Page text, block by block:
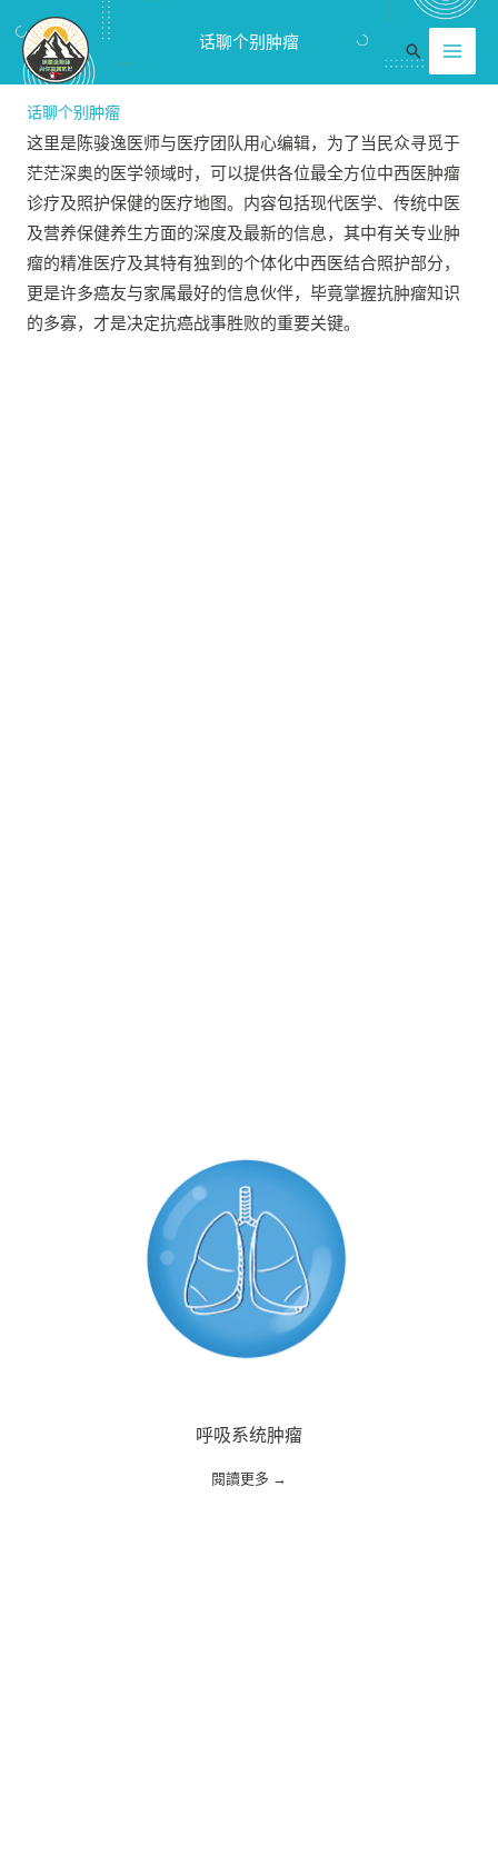
搜
索
话聊个别肿瘤
话聊个别肿瘤
这里是陈骏逸医师与医疗团队用心编辑，为了当民众寻觅于
茫茫深奥的医学领域时，可以提供各位最全方位中西医肿瘤
诊疗及照护保健的医疗地图。内容包括现代医学、传统中医
及营养保健养生方面的深度及最新的信息，其中有关专业肿
瘤的精准医疗及其特有独到的个体化中西医结合照护部分，
更是许多癌友与家属最好的信息伙伴，毕竟掌握抗肿瘤知识
的多寡，才是决定抗癌战事胜败的重要关键。
呼吸系统肿瘤
閱讀更多 →